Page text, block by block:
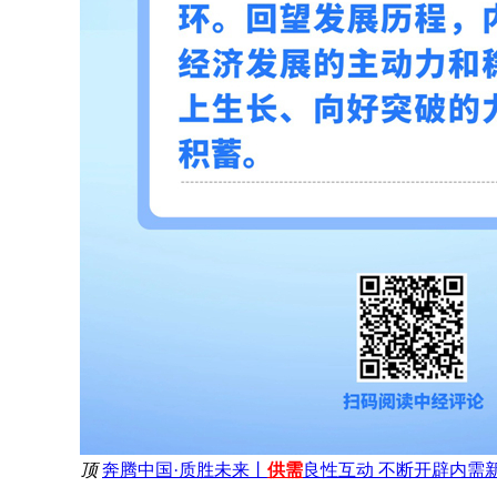
顶 奔腾中国·质胜未来丨 供需良性互动 不断开辟内需